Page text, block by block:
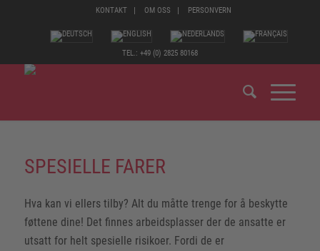
KONTAKT OM OSS PERSONVERN
TEL.: +49 (0) 2825 80168
SPESIELLE FARER
Hva kan vi ellers tilby? Alt du måtte trenge for å beskytte
føttene dine! Det finnes arbeidsplasser der de ansatte er
utsatt for helt spesielle risikoer. Fordi de er